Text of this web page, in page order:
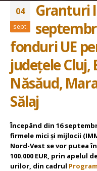
04
sept.
Granturi
fonduri UE
județele Cluj,
Năsăud,
Sălaj
Începând din 16
firmele mici și mijlocii
Nord-Vest se vor putea
100.000 EUR, prin apelul
urilor, din cadrul